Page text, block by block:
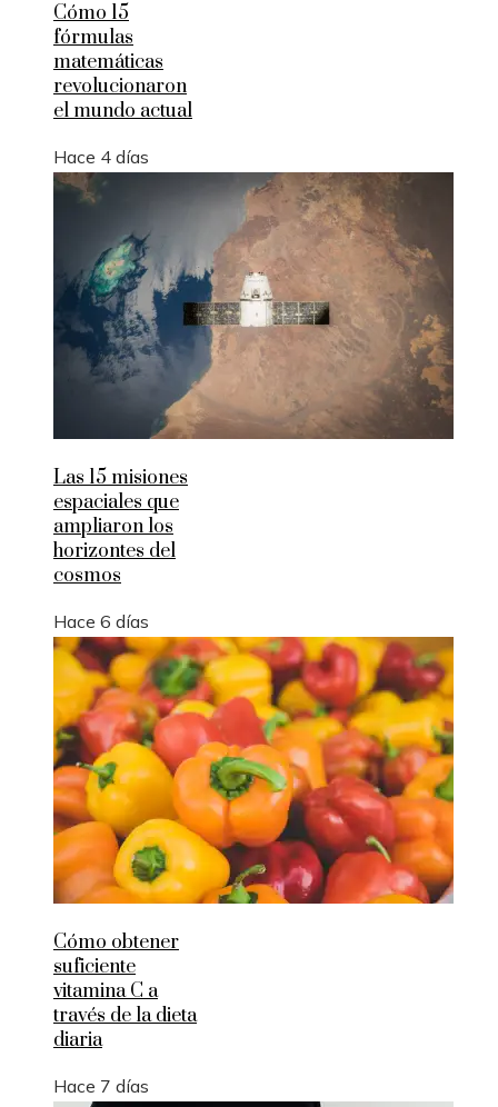
Cómo 15
fórmulas
matemáticas
revolucionaron
el mundo actual
Hace 4 días
Las 15 misiones
espaciales que
ampliaron los
horizontes del
cosmos
Hace 6 días
Cómo obtener
suficiente
vitamina C a
través de la dieta
diaria
Hace 7 días